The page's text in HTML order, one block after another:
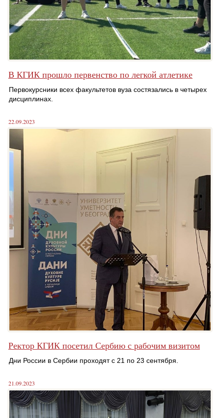
В КГИК прошло первенство по легкой атлетике
Первокурсники всех факультетов вуза состязались в четырех
дисциплинах.
22.09.2023
Ректор КГИК посетил Сербию с рабочим визитом
Дни России в Сербии проходят с 21 по 23 сентября.
21.09.2023